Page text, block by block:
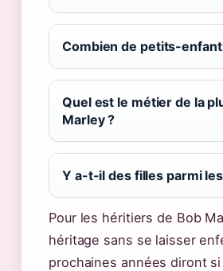
Combien de petits-
Quel est le métier de la
Marley ?
Y a-t-il des filles parmi
Pour les héritiers de Bob
héritage sans se laisser
prochaines années diront